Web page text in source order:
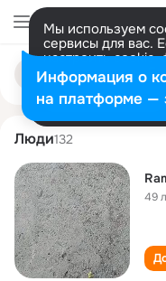
Мы используем
сервисы для вас.
настроить
представитель.
Разрешить все
Поиск
людям
ramil yusifov
Люди132
49
Информация о
на платформе —